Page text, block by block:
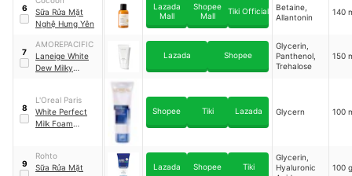
Arbutin
Acid
6
Sữa Rửa Mặt
Nghệ Hưng Yên
Lazada
Mall
Shopee
Mall
Tiki Official
Betaine,
Allantonin
140
7
AMOREPACIFIC
Laneige White
Dew Milky
Lazada Shopee
Glycerin,
Panthenol,
Trehalose
150
8
L'Oreal Paris
White Perfect
Milk Foam
Shopee Tiki Lazada Glycern 100
9
Rohto
Sữa Rửa Mặt
Lazada Shopee Tiki
Glycerin,
Hyaluronic
100 g